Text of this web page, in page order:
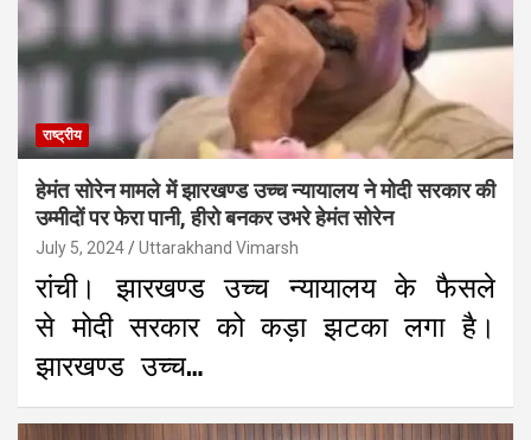
राष्ट्रीय
हेमंत सोरेन मामले में झारखण्ड उच्च न्यायालय ने मोदी सरकार की
उम्मीदों पर फेरा पानी, हीरो बनकर उभरे हेमंत सोरेन
July 5, 2024 Uttarakhand Vimarsh
रांची। झारखण्ड उच्च न्यायालय के फैसले
से मोदी सरकार को कड़ा झटका लगा है।
झारखण्ड उच्च…